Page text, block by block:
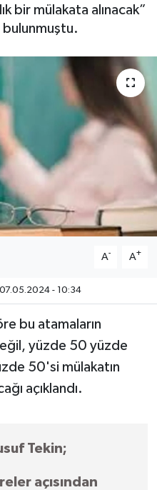
bir mülakata alınacak”
bulunmuştu.
A- A+
07.05.2024 - 10:34
bu atamaların
yüzde 50 yüzde
50'si mülakatın
açıklandı.
Tekin;
açısından